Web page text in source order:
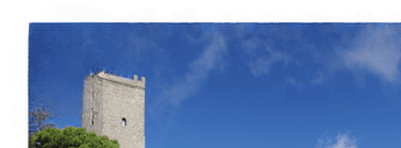
Über uns
Kontakt
Italiano English Français Deutsch Español
Menu